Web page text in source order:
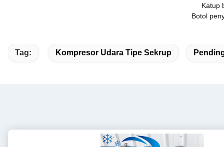
Katup
Botol
Tag: Kompresor Udara Tipe Sekrup